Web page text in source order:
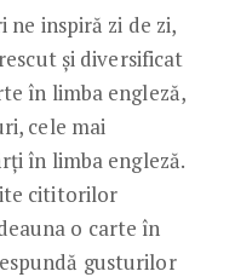
inspiră zi de zi,
și diversificat
în limba engleză,
cele mai
în limba engleză.
cititorilor
o carte în
gusturilor